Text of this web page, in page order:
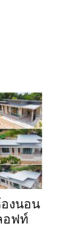
งนอน
อฟท์